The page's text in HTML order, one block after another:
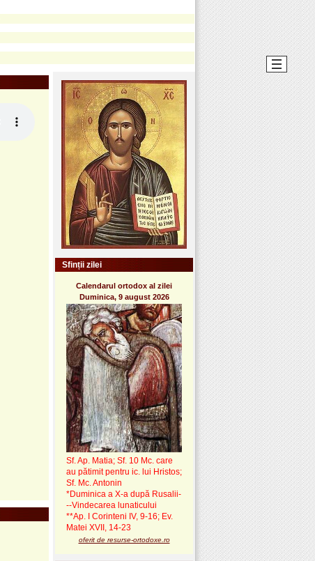
Sfinții zilei
Calendarul ortodox al zilei
Duminica, 9 august 2026
Sf. Ap. Matia; Sf. 10 Mc. care
au pătimit pentru ic. lui Hristos;
Sf. Mc. Antonin
*Duminica a X-a după Rusalii-
--Vindecarea lunaticului
**Ap. I Corinteni IV, 9-16; Ev.
Matei XVII, 14-23
oferit de resurse-ortodoxe.ro